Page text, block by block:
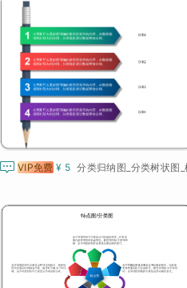
 VIP免费 ¥ 5